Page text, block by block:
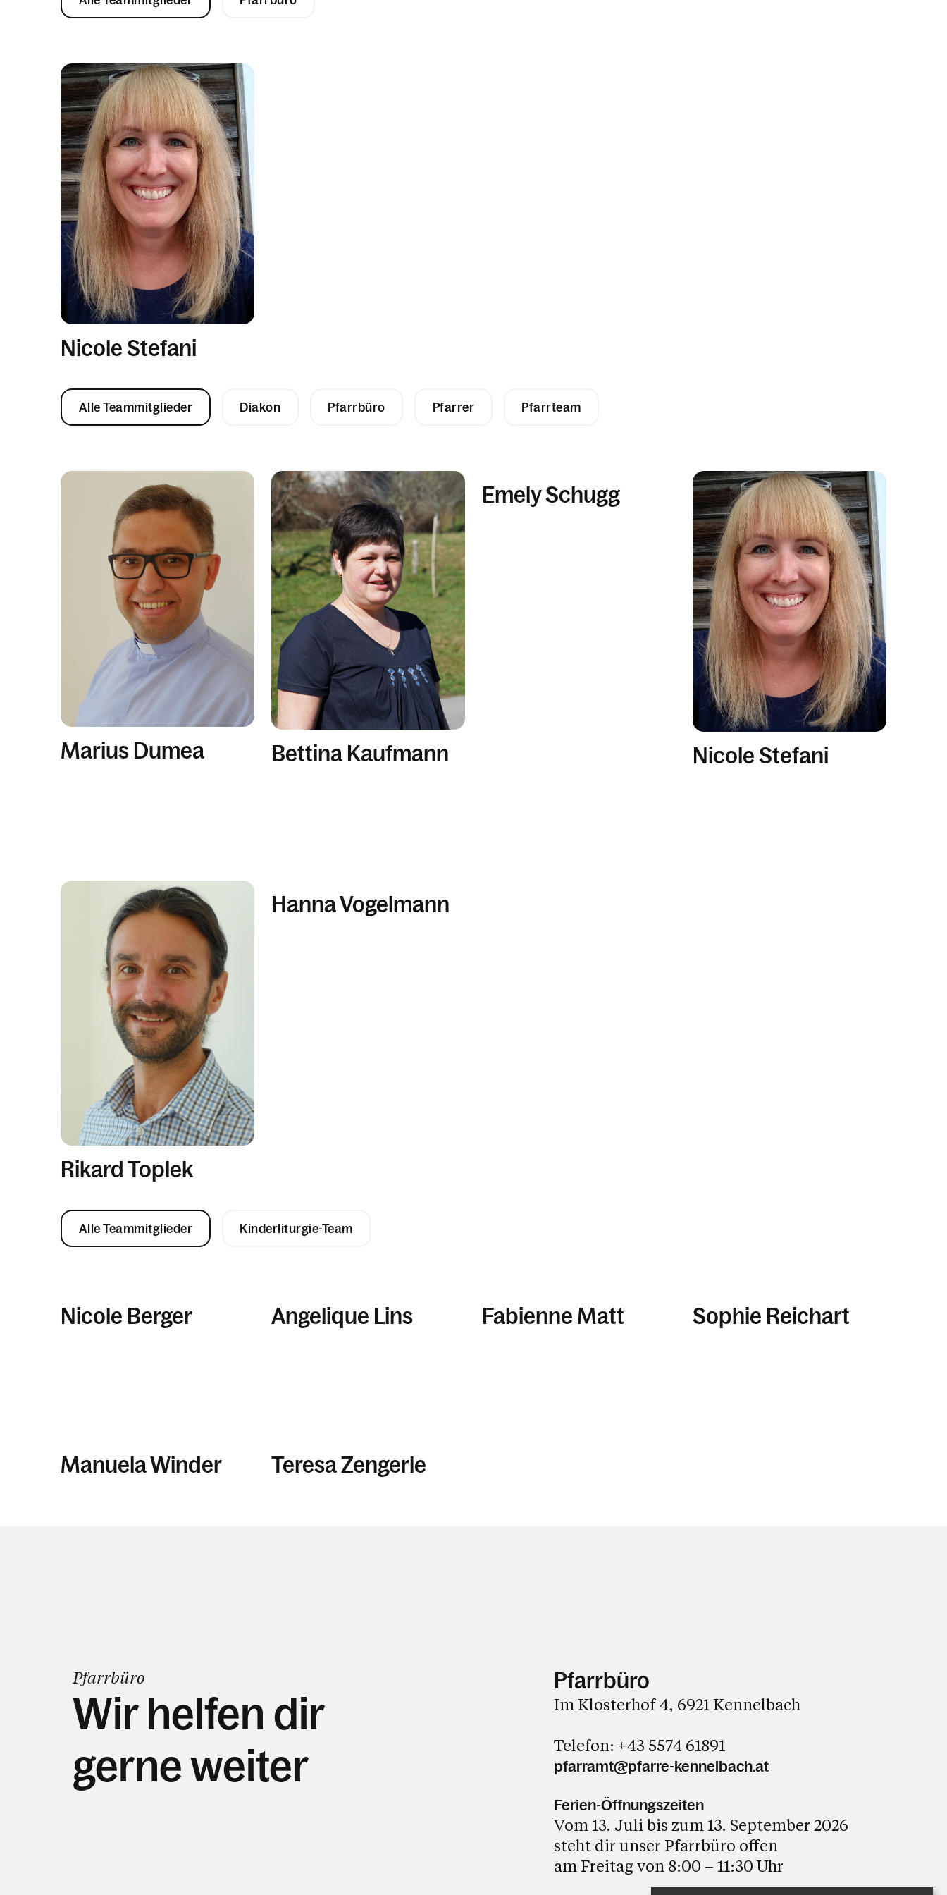
Nicole Stefani
Alle Teammitglieder Diakon Pfarrbüro Pfarrer Pfarrteam
Marius Dumea Bettina Kaufmann
Emely Schugg
Nicole Stefani
Rikard Toplek
Hanna Vogelmann
Alle Teammitglieder Kinderliturgie-Team
Nicole Berger Angelique Lins Fabienne Matt Sophie Reichart
Manuela Winder Teresa Zengerle
Pfarrbüro
Wir helfen dir
gerne weiter
Pfarrbüro
Im Klosterhof 4, 6921Kennelbach
Telefon: +43 5574 61891
pfarramt@pfarre-kennelbach.at
Ferien-Öffnungszeiten
Vom 13. Juli bis zum 13. September 2026
steht dir unser Pfarrbüro offen
am Freitag von 8:00 – 11:30 Uhr